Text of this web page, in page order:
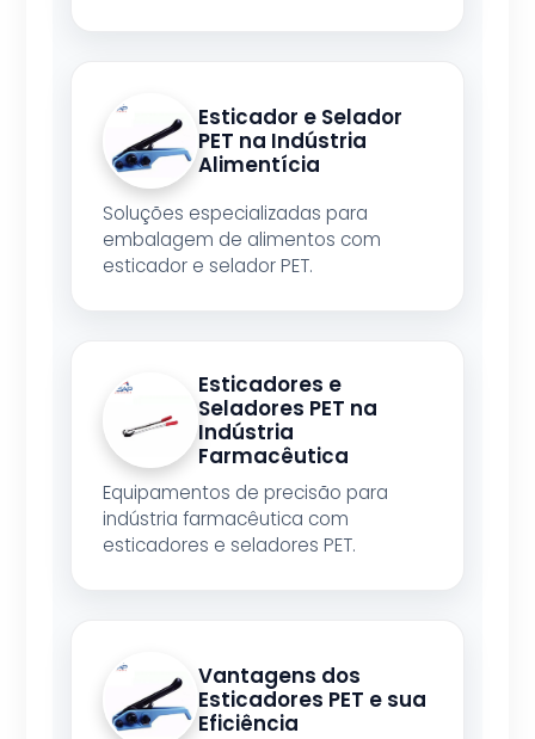
Esticador e Selador
PET na Indústria
Alimentícia
Soluções especializadas para
embalagem de alimentos com
esticador e selador PET.
Esticadores e
Seladores PET na
Indústria
Farmacêutica
Equipamentos de precisão para
indústria farmacêutica com
esticadores e seladores PET.
Vantagens dos
Esticadores PET e sua
Eficiência